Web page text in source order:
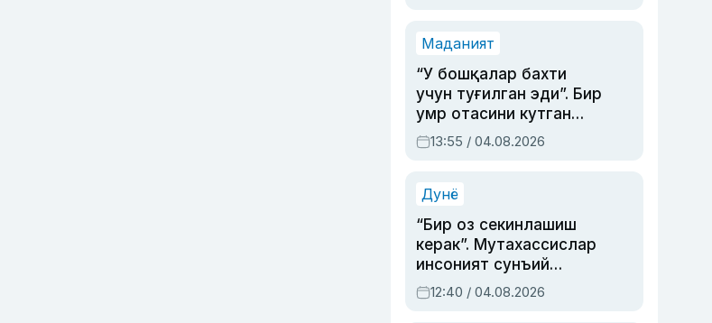
Маданият
“У бошқалар бахти
учун туғилган эди”. Бир
умр отасини кутган
актриса ва дубльяж
устаси Римма
синовларга тўла ҳаёти
13:55 / 04.08.2026
Дунё
“Бир оз секинлашиш
керак”. Мутахассислар
инсоният сунъий
интеллектни бошқара
олмай қолишидан
12:40 / 04.08.2026